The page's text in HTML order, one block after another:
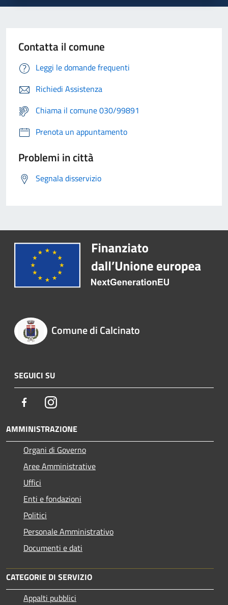
Contatta il comune
Leggi le domande frequenti
Richiedi Assistenza
Chiama il comune 030/99891
Prenota un appuntamento
Problemi in città
Segnala disservizio
Comune di Calcinato
SEGUICI SU
FacebookInstagram
AMMINISTRAZIONE
Organi di Governo
Aree Amministrative
Uffici
Enti e fondazioni
Politici
Personale Amministrativo
Documenti e dati
CATEGORIE DI SERVIZIO
Appalti pubblici